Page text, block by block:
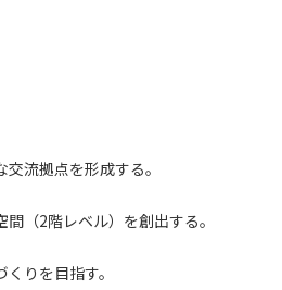
流拠点を形成する。
（2階レベル）を創出する。
りを目指す。